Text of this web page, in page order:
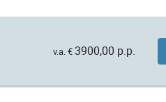
v.a. € 3900,00 p.p.